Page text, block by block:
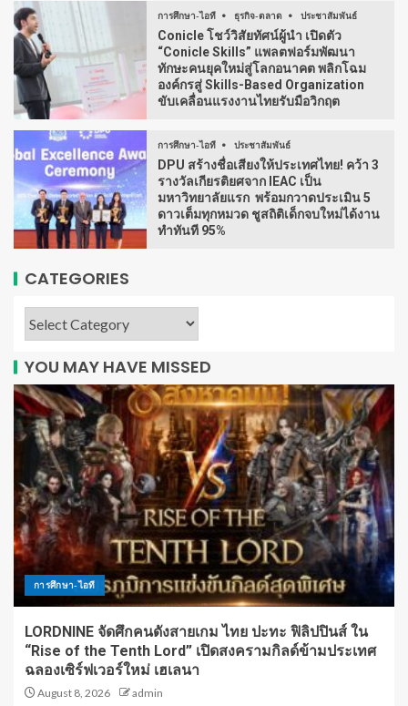
การศึกษา-ไอที ธุรกิจ-ตลาด ประชาสัมพันธ์
Conicle โชว์วิสัยทัศน์ผู้นำ เปิดตัว
“Conicle Skills” แพลตฟอร์มพัฒนา
ทักษะคนยุคใหม่สู่โลกอนาคต พลิกโฉม
องค์กรสู่ Skills-Based Organization
ขับเคลื่อนแรงงานไทยรับมือวิกฤต
การศึกษา-ไอที ประชาสัมพันธ์
DPU สร้างชื่อเสียงให้ประเทศไทย! คว้า 3
รางวัลเกียรติยศจาก IEAC เป็น
มหาวิทยาลัยแรก พร้อมกวาดประเมิน 5
ดาวเต็มทุกหมวด ชูสถิติเด็กจบใหม่ได้งาน
ทำทันที 95%
CATEGORIES
YOU MAY HAVE MISSED
การศึกษา-ไอที
LORDNINE จัดศึกคนดังสายเกม ไทย ปะทะ ฟิลิปปินส์ ใน
“Rise of the Tenth Lord” เปิดสงครามกิลด์ข้ามประเทศ
ฉลองเซิร์ฟเวอร์ใหม่ เฮเลนา
August 8, 2026 admin